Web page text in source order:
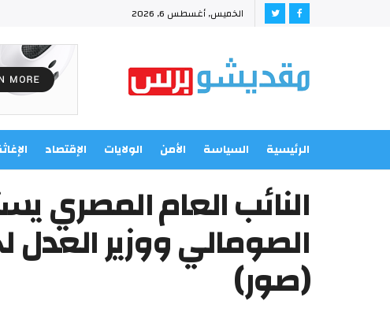
الخميس, أغسطس 6, 2026
الرئيسية السياسة الأمن الولايات الإقتصاد
النائب العام المصري
الصومالي ووزير
(صور)